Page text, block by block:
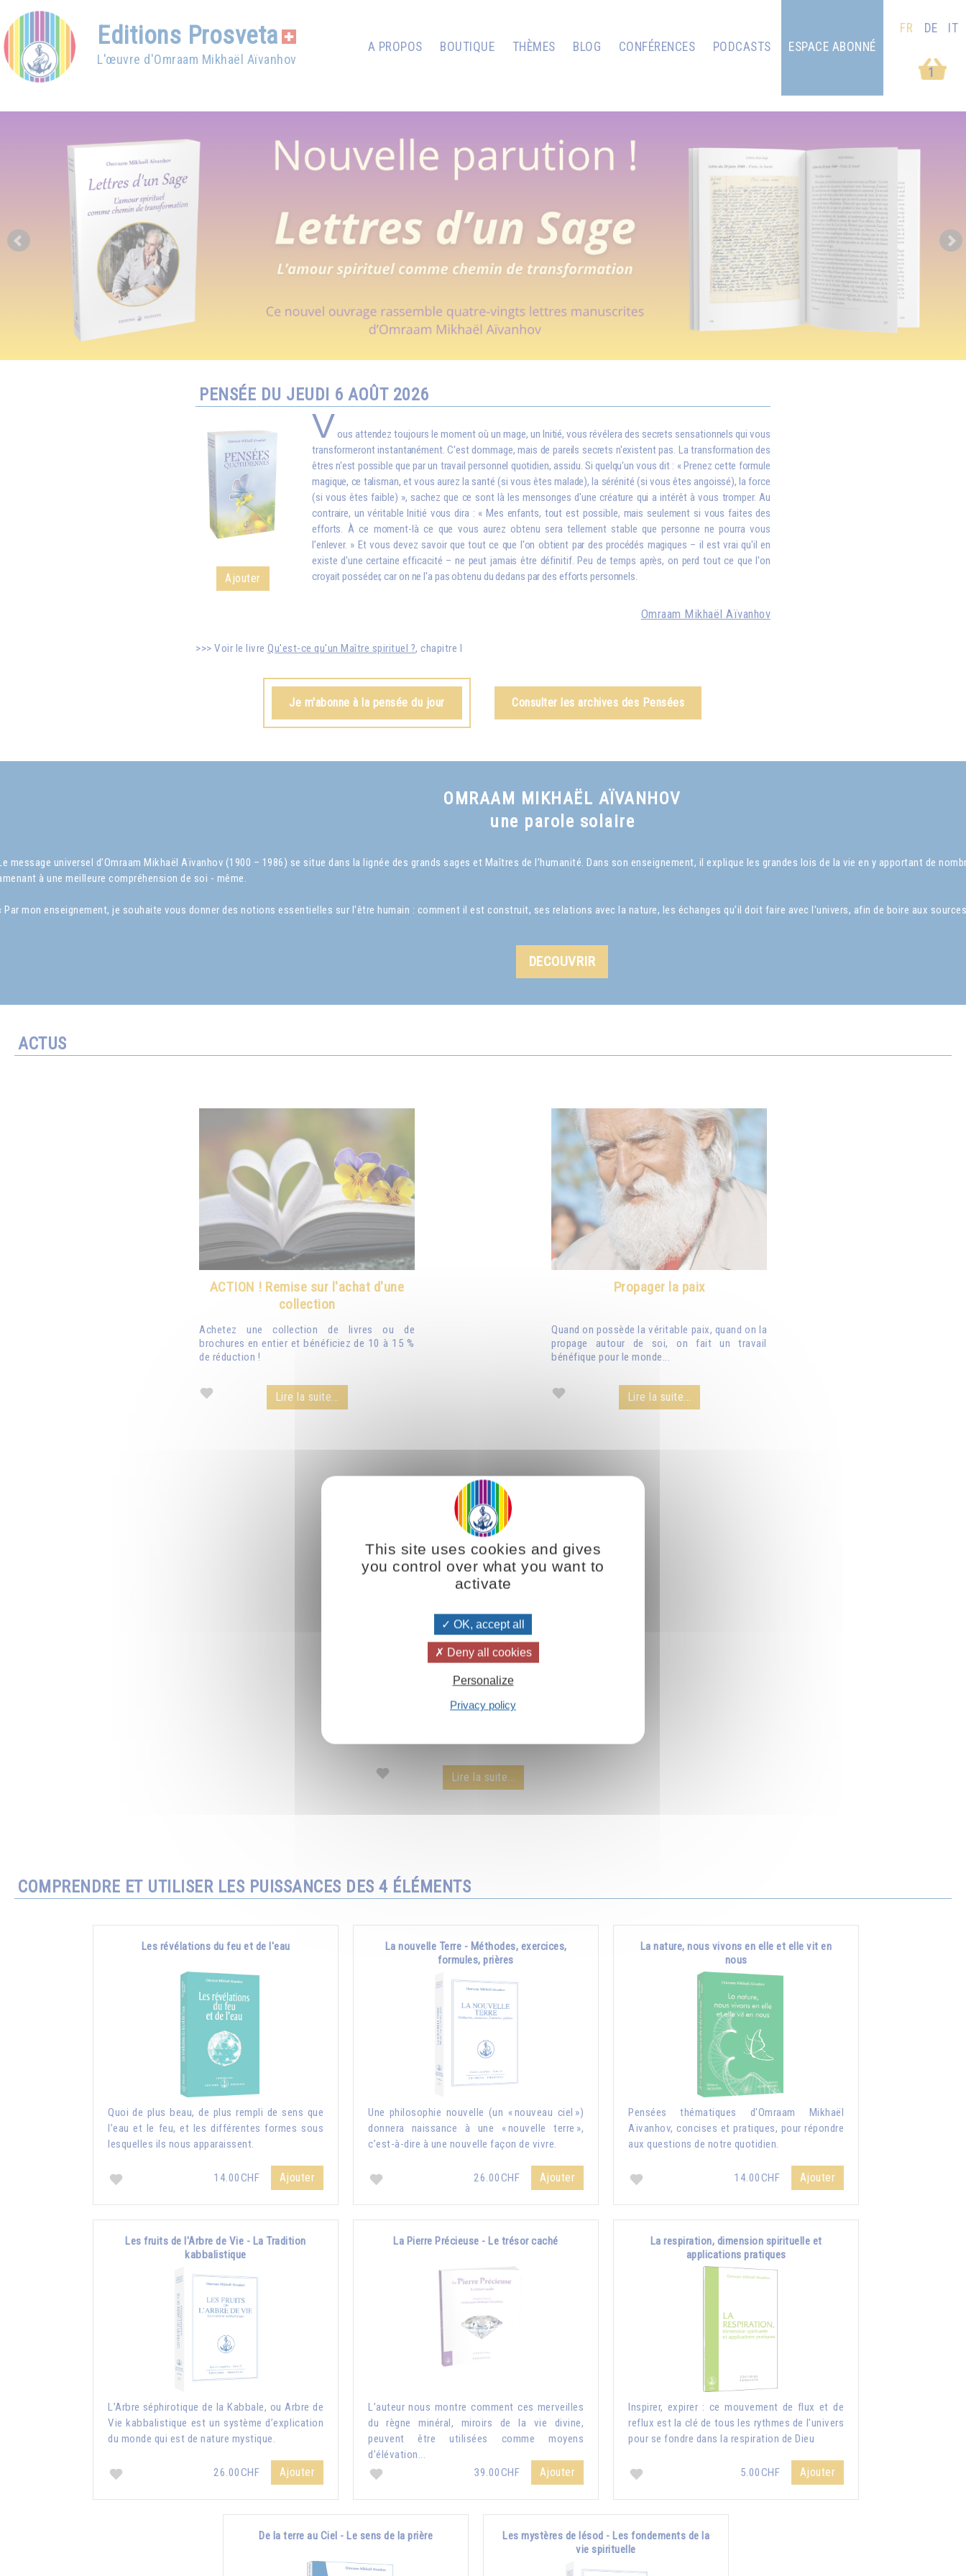
Editions Prosveta
L'œuvre d'Omraam Mikhaël Aïvanhov
A PROPOS BOUTIQUE THÈMES BLOG CONFÉRENCES
PODCASTS
1
ESPACE ABONNÉ
FR DE IT
Prev Next
PENSÉE DU JEUDI 6 AOÛT 2026
Ajouter
Vous attendez toujours le moment où un mage, un Initié, vous révélera des secrets sensationnels qui vous
transformeront instantanément. C'est dommage, mais de pareils secrets n'existent pas. La transformation des
êtres n'est possible que par un travail personnel quotidien, assidu. Si quelqu'un vous dit : « Prenez cette formule
magique, ce talisman, et vous aurez la santé (si vous êtes malade), la sérénité (si vous êtes angoissé), la force
(si vous êtes faible) », sachez que ce sont là les mensonges d'une créature qui a intérêt à vous tromper. Au
contraire, un véritable Initié vous dira : « Mes enfants, tout est possible, mais seulement si vous faites des
efforts. À ce moment-là ce que vous aurez obtenu sera tellement stable que personne ne pourra vous
l’enlever. » Et vous devez savoir que tout ce que l'on obtient par des procédés magiques – il est vrai qu'il en
existe d'une certaine efficacité – ne peut jamais être définitif. Peu de temps après, on perd tout ce que l'on
croyait posséder, car on ne l'a pas obtenu du dedans par des efforts personnels.
Omraam Mikhaël Aïvanhov
Voir le livre Qu'est-ce qu'un Maître spirituel ?, chapitre I
Je m'abonne à la pensée du jour Consulter les archives des Pensées
OMRAAM MIKHAËL AÏVANHOV
une parole solaire
message universel d’Omraam Mikhaël Aïvanhov (1900 – 1986) se situe dans la lignée des grands sages et Maîtres de l’humanité. Dans son enseignement, il explique les grandes lois de la vie en y apportant de
à une meilleure compréhension de soi - même.
Par mon enseignement, je souhaite vous donner des notions essentielles sur l'être humain : comment il est construit, ses relations avec la nature, les échanges qu'il doit faire avec l'univers, afin de boire aux
DECOUVRIR
ACTUS
ACTION ! Remise sur l'achat d'une
collection
Achetez une collection de livres ou de
brochures en entier et bénéficiez de 10 à 15 %
de réduction !
Lire la suite...
Propager la paix
Quand on possède la véritable paix, quand on la
propage autour de soi, on fait un travail
bénéfique pour le monde...
Lire la suite...
Les rayons du soleil
Le pouvoir extraordinaire des rayons du soleil
Lire la suite...
COMPRENDRE ET UTILISER LES PUISSANCES DES 4 ÉLÉMENTS
Les révélations du feu et de l'eau
Quoi de plus beau, de plus rempli de sens que
l’eau et le feu, et les différentes formes sous
lesquelles ils nous apparaissent.
14.00CHF Ajouter
La nouvelle Terre - Méthodes, exercices,
formules, prières
Une philosophie nouvelle (un « nouveau ciel »)
donnera naissance à une « nouvelle terre »,
c’est-à-dire à une nouvelle façon de vivre.
26.00CHF Ajouter
La nature, nous vivons en elle et elle vit en
nous
Pensées thématiques d'Omraam Mikhaël
Aïvanhov, concises et pratiques, pour répondre
aux questions de notre quotidien.
14.00CHF Ajouter
Les fruits de l'Arbre de Vie - La Tradition
kabbalistique
L’Arbre séphirotique de la Kabbale, ou Arbre de
Vie kabbalistique est un système d’explication
du monde qui est de nature mystique.
26.00CHF Ajouter
La Pierre Précieuse - Le trésor caché
L’auteur nous montre comment ces merveilles
du règne minéral, miroirs de la vie divine,
peuvent être utilisées comme moyens
d’élévation...
39.00CHF
Ajouter
La respiration, dimension spirituelle et
applications pratiques
Inspirer, expirer : ce mouvement de flux et de
reflux est la clé de tous les rythmes de l'univers
pour se fondre dans la respiration de Dieu
5.00CHF Ajouter
De la terre au Ciel - Le sens de la prière
Les mystères de Iésod - Les fondements de la
vie spirituelle
This site uses cookies and gives
you control over what you want to
activate
OK, accept all
Deny all cookies
Personalize
Privacy policy